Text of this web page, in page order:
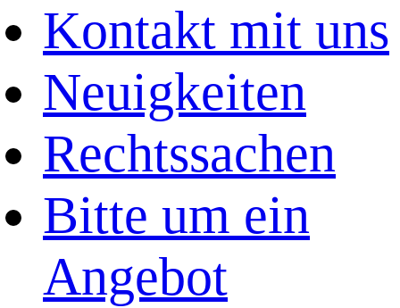
Kontakt mit uns
Neuigkeiten
Rechtssachen
Bitte um ein
Angebot